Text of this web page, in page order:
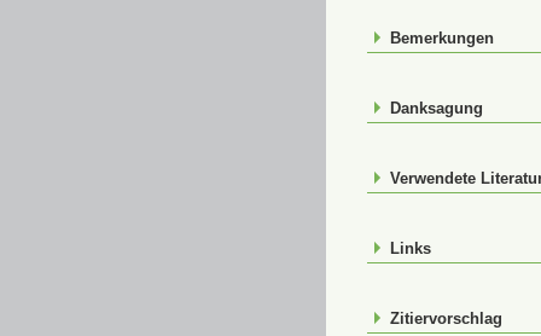
Bemerkungen
Danksagung
Verwendete
Links
Zitiervorschlag